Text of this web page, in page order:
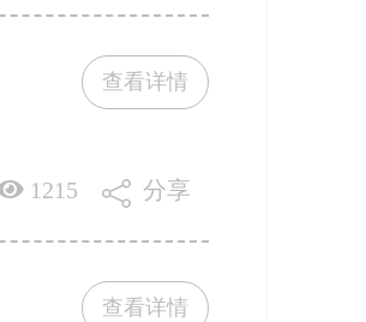
查看详情
1215 分享
查看详情